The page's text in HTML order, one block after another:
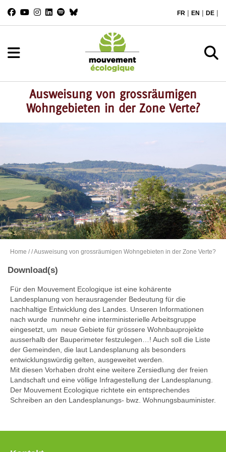
FR | EN | DE |
Ausweisung von grossräumigen
Wohngebieten in der Zone Verte?
Home // Ausweisung von grossräumigen Wohngebieten in der Zone Verte?
Download(s)
Für den Mouvement Ecologique ist eine kohärente
Landesplanung von herausragender Bedeutung für die
nachhaltige Entwicklung des Landes. Unseren Informationen
nach wurde nunmehr eine interministerielle Arbeitsgruppe
eingesetzt, um neue Gebiete für grössere Wohnbauprojekte
ausserhalb der Bauperimeter festzulegen…! Auch soll die Liste
der Gemeinden, die laut Landesplanung als besonders
entwicklungswürdig gelten, ausgeweitet werden.
Mit diesen Vorhaben droht eine weitere Zersiedlung der freien
Landschaft und eine völlige Infragestellung der Landesplanung.
Der Mouvement Ecologique richtete ein entsprechendes
Schreiben an den Landesplanungs- bwz. Wohnungsbauminister.